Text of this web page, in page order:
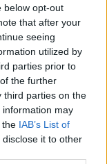
below opt-out
that after your
seeing
utilized by
parties prior to
the further
third parties on the
information may
the IAB’s List of
it to other
| Foto: Imago
Maxi Gómez;